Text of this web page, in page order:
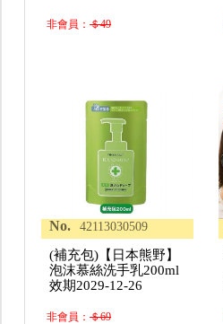
非會員：＄49
No. 42113030509
(補充包)【日本熊野】
泡沫慕絲洗手乳200ml
效期2029-12-26
非會員：＄69